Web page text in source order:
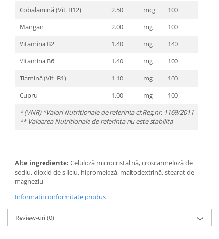
Cobalamină (Vit. B12)
2.50 mcg
100
Mangan
2.00 mg
100
Vitamina B2
1.40 mg
140
Vitamina B6
1.40 mg
100
Tiamină (Vit. B1)
1.10 mg
100
Cupru
1.00 mg
100
* (VNR) *Valori Nutritionale de referinta cf.Reg.nr. 1169/2011
** Valoarea Nutritionale de referinta nu este stabilita
Alte ingrediente: Celuloză microcristalină, croscarmeloză de
sodiu, dioxid de siliciu, hipromeloză, maltodextrină, stearat de
magneziu.
Informatii conformitate produs
Review-uri(0)